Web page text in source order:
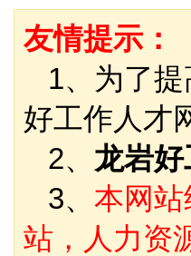
友情提示：
1、为了提
好工作人才
2、 龙岩
3、 本网
站，人力资